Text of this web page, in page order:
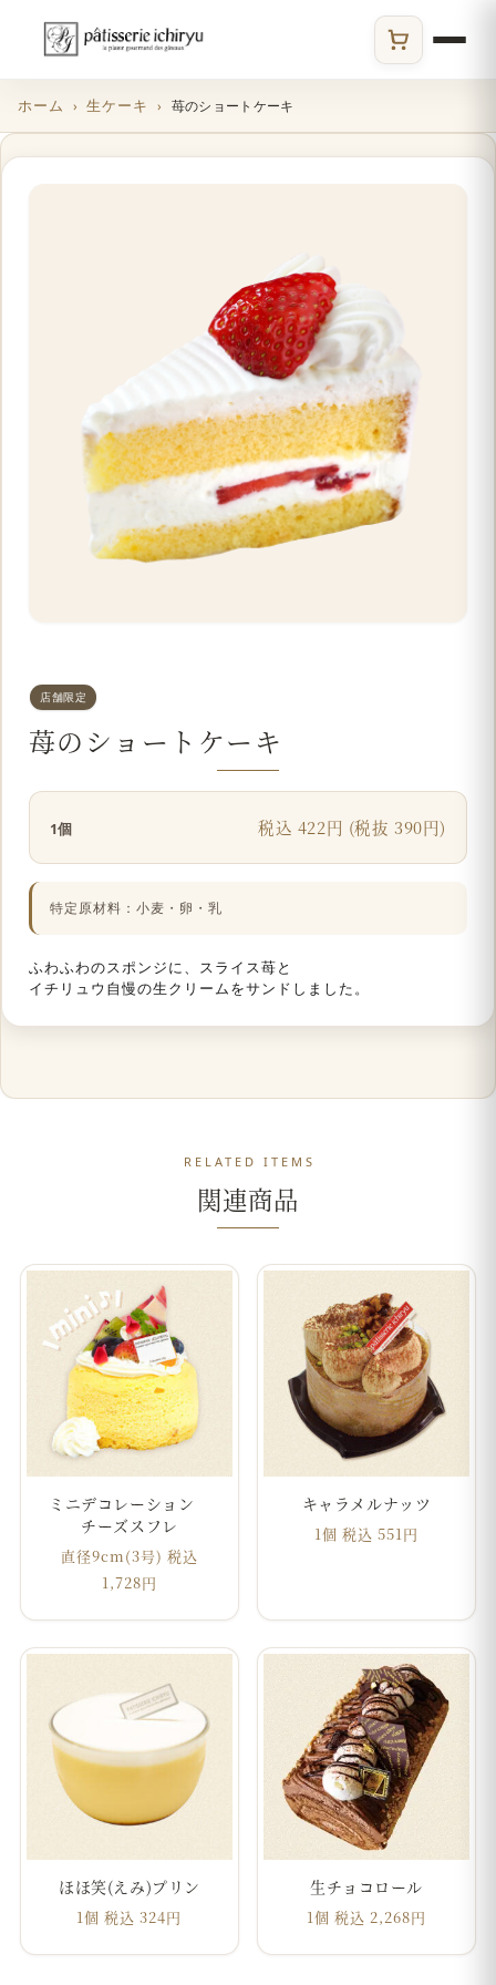
ECサイト
ホーム 生ケーキ 苺のショートケーキ
店舗限定
苺のショートケーキ
1個 税込 422円 (税抜 390円)
特定原材料：小麦・卵・乳
ふわふわのスポンジに、スライス苺と
イチリュウ自慢の生クリームをサンドしました。
RELATED ITEMS
関連商品
ミニデコレーション
チーズスフレ
直径9cm(3号) 税込
1,728円
キャラメルナッツ
1個 税込 551円
ほほ笑(えみ)プリン
1個 税込 324円
生チョコロール
1個 税込 2,268円